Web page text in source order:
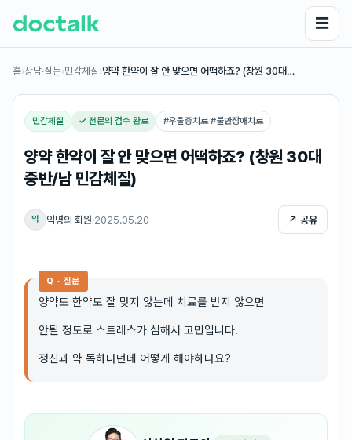
☰
홈›상담·질문›민감체질 ›양약 한약이 잘 안 맞으면 어떡하죠? (창원 30대…
민감체질 ✓ 전문의 검수 완료 #우울증치료 #불안장애치료
양약 한약이 잘 안 맞으면 어떡하죠? (창원 30대
중반/남 민감체질)
익 익명의 회원·2025.05.20 ↗ 공유
Q · 질문
양약도 한약도 잘 맞지 않는데 치료를 받지 않으면
안될 정도로 스트레스가 심해서 고민입니다.
정신과 약 독하다던데 어떻게 해야하나요?